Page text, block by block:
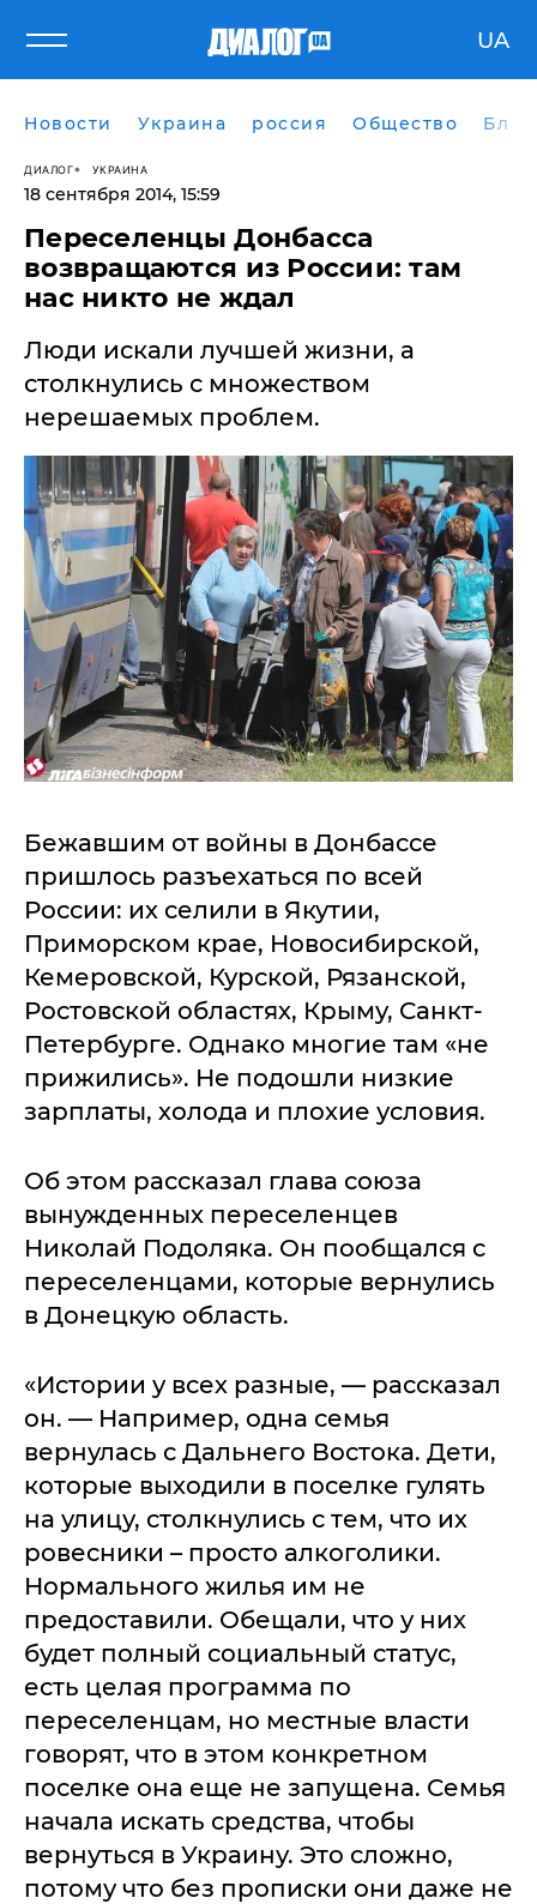
UA
Новости Украина россия Общество
ДИАЛОГ УКРАИНА
18 сентября 2014, 15:59
​Переселенцы Донбасса
возвращаются из России: там
нас никто не ждал
Люди искали лучшей жизни, а
столкнулись с множеством
нерешаемых проблем.
Бежавшим от войны в Донбассе
пришлось разъехаться по всей
России: их селили в Якутии,
Приморском крае, Новосибирской,
Кемеровской, Курской, Рязанской,
Ростовской областях, Крыму, Санкт-
Петербурге. Однако многие там «не
прижились». Не подошли низкие
зарплаты, холода и плохие условия.
Об этом рассказал глава союза
вынужденных переселенцев
Николай Подоляка. Он пообщался с
переселенцами, которые вернулись
в Донецкую область.
«Истории у всех разные, — рассказал
он. — Например, одна семья
вернулась с Дальнего Востока. Дети,
которые выходили в поселке гулять
на улицу, столкнулись с тем, что их
ровесники – просто алкоголики.
Нормального жилья им не
предоставили. Обещали, что у них
будет полный социальный статус,
есть целая программа по
переселенцам, но местные власти
говорят, что в этом конкретном
поселке она еще не запущена. Семья
начала искать средства, чтобы
вернуться в Украину. Это сложно,
потому что без прописки они даже не